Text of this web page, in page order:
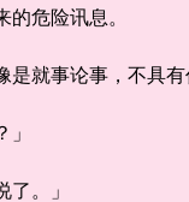
危险讯息。
就事论事，不具有
。」